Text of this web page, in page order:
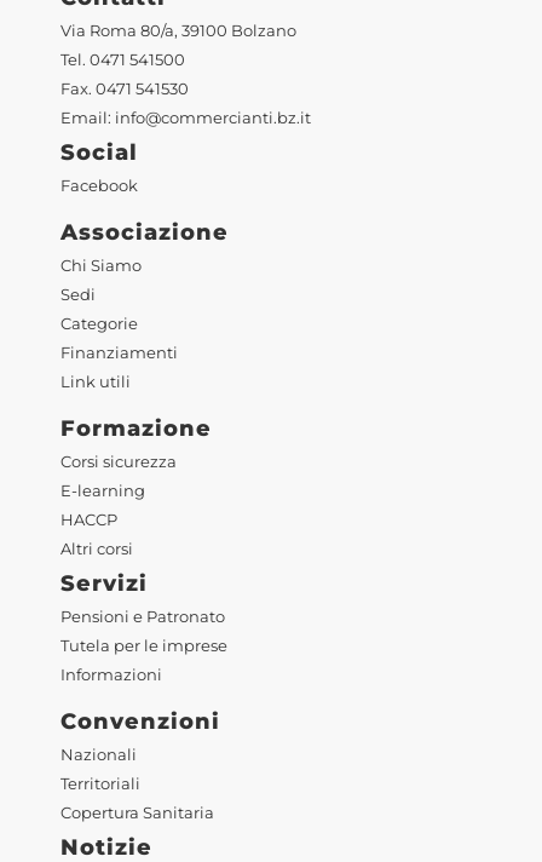
Via Roma 80/a, 39100 Bolzano
Tel. 0471 541500
Fax. 0471 541530
Email: info@commercianti.bz.it
Social
Facebook
Associazione
Chi Siamo
Sedi
Categorie
Finanziamenti
Link utili
Formazione
Corsi sicurezza
E-learning
HACCP
Altri corsi
Servizi
Pensioni e Patronato
Tutela per le imprese
Informazioni
Convenzioni
Nazionali
Territoriali
Copertura Sanitaria
Notizie